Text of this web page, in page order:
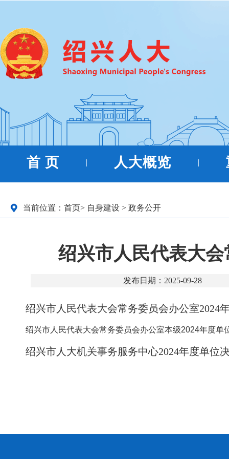
首 页 | 人大概览 |
当前位置： 首页> 自身建设 > 政务公开
绍兴市人民代表大
发布日期：2025-09-28
绍兴市人民代表大会常务委员会办公室2024
绍兴市人民代表大会常务委员会办公室本级2024年度单
绍兴市人大机关事务服务中心2024年度单位